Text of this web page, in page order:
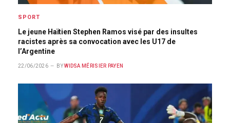
SPORT
Le jeune Haïtien Stephen Ramos visé par des insultes
racistes après sa convocation avec les U17 de
l’Argentine
22/06/2026 BY WIDSA MÉRISIER PAYEN